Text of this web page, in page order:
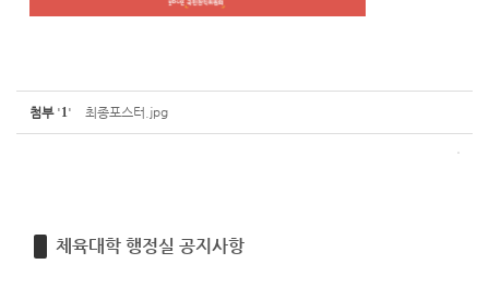
첨부 '1 ' 최종포스터.jpg
체육대학 행정실 공지사항